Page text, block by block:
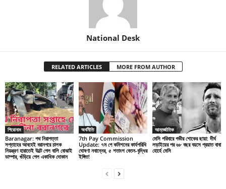
National Desk
RELATED ARTICLES MORE FROM AUTHOR
শিরোনাম
Baranagar: পথ নিরাপত্তা
সপ্তাহের আবহেই বরানগরে চালক
নিয়ন্ত্রণ হারাতেই উল্টে গেল বালি বোঝাই
ডাম্পার, গুঁড়িয়ে গেল একাধিক দোকান
অর্থনীতি
7th Pay Commission
Update: ৭ম পে কমিশনের কার্যপরিধি
ঘোষণা নবান্নের, ৫ শতাংশ বেতন-বৃদ্ধির
ইঙ্গিত!
আন্তর্জাতিক
মেসি পরিবারে গভীর শোকের ছায়া: দীর্ঘ
লড়াইয়ের পর ৬৮ বছর বয়সে প্রয়াত বাবা
হোর্হে মেসি